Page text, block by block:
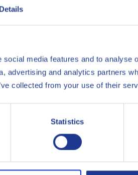
Details
media features and to analyse
advertising and analytics partners
collected from your use of their
Statistics
speciale
draden,